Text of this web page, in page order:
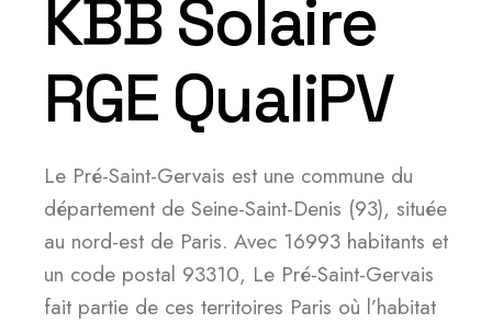
KBB Solaire
RGE QualiPV
Le Pré-Saint-Gervais est une commune du
département de Seine-Saint-Denis (93), située
au nord-est de Paris. Avec 16993 habitants et
un code postal 93310, Le Pré-Saint-Gervais
fait partie de ces territoires Paris où l’habitat